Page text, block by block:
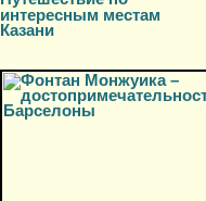
интересным местам
Казани